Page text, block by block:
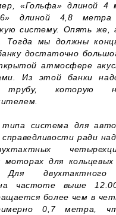
«Гольфа» длиной 4
длиной 4,8 метра
систему. Опять же,
Тогда мы должны
достаточно
атмосфере
Из этой банки
трубу, которую
типа система для
ради
для кольцевых
Для двухтактного
частоте выше
более чем в
0,7 метра,